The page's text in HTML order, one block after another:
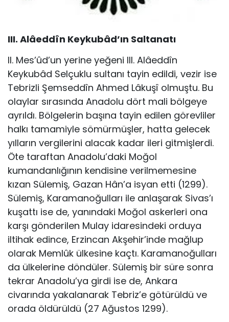
III. Alâeddîn Keykubâd’ın Saltanatı
II. Mes’ûd’un yerine yeğeni III. Alâeddîn
Keykubâd Selçuklu sultanı tayin edildi, vezir ise
Tebrizli Şemseddîn Ahmed Lâkuşî olmuştu. Bu
olaylar sırasında Anadolu dört mali bölgeye
ayrıldı. Bölgelerin başına tayin edilen görevliler
halkı tamamiyle sömürmüşler, hatta gelecek
yılların vergilerini alacak kadar ileri git­mişlerdi.
Öte taraftan Anadolu’daki Moğol
kumandanlığının kendisine verilme­mesine
kızan Sülemiş, Gazan Hân’a isyan etti (1299).
Sülemiş, Karamanoğulları ile anlaşarak Sivas’ı
kuşattı ise de, yanındaki Moğol askerleri ona
karşı gönde­rilen Mulay idaresindeki orduya
iltihak edince, Erzincan Akşehir’inde mağlup
olarak Memlûk ülkesine kaçtı. Karamanoğulları
da ülkelerine döndüler. Süle­miş bir süre sonra
tekrar Anadolu’ya girdi ise de, Ankara
civarında yakalanarak Tebriz’e götürüldü ve
orada öldürüldü (27 Ağustos 1299).